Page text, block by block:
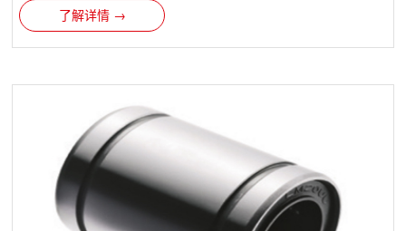
了解详情 →